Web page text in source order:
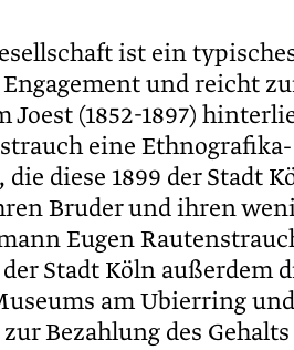
ist ein
und reicht
(1852-1897)
eine Ethnografika-
diese 1899 der Stadt
Bruder und ihren
Eugen
Stadt Köln außerdem
am Ubierring
Bezahlung des Gehalts